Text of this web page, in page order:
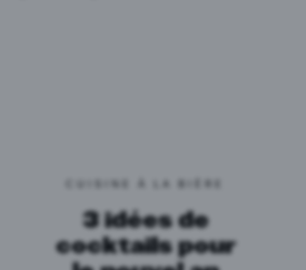
3 idées de
cocktails pour